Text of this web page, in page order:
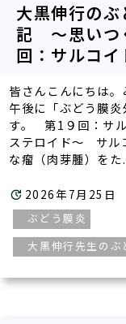
大黒伸行の
記 ～思いつ
回：サルコイ
皆さんこんにちは
午後に「ぶどう膜
す。 第1９回：サ
ステロイド～ サル
な瘤（肉芽腫）をた
2026年7月25日
ぶどう膜炎
大黒伸行先生の